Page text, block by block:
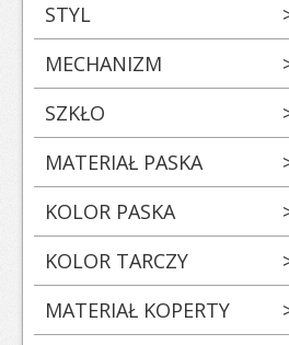
STYL
MECHANIZM
SZKŁO
MATERIAŁ PASKA
KOLOR PASKA
KOLOR TARCZY
MATERIAŁ KOPERTY